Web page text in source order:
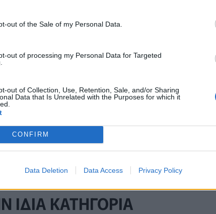
out of the Sale of my Personal Data.
out of processing my Personal Data for Targeted
out of Collection, Use, Retention, Sale, and/or Sharing
Data that Is Unrelated with the Purposes for which it
CONFIRM
Data Deletion Data Access Privacy Policy
Τι είναι η σπάνια ασθένεια που ανιχνεύτηκε
ΙΔΙΑ ΚΑΤΗΓΟΡΙΑ